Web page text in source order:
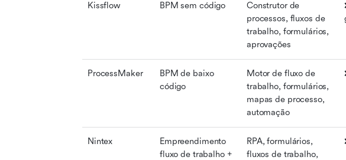
Kissflow BPM sem código
Construtor de
processos, fluxos de
trabalho, formulários,
aprovações
ProcessMaker
BPM de baixo
código
Motor de fluxo de
trabalho, formulários,
mapas de processo,
automação
Nintex
Empreendimento
fluxo de trabalho +
RPA, formulários,
fluxos de trabalho,